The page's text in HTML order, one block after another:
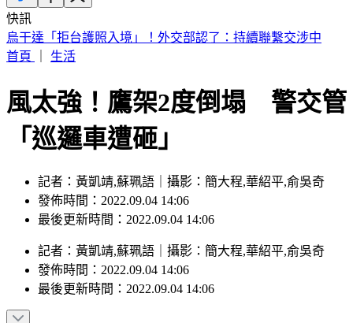
快訊
白海豚接近！新北淡水驚見龍捲風 民眾驚呼：難得一遇
首頁
生活
風太強！鷹架2度倒塌 警交管
「巡邏車遭砸」
記者：黃凱靖,蘇珮語｜攝影：簡大程,華紹平,俞吳奇
發佈時間：2022.09.04 14:06
最後更新時間：2022.09.04 14:06
記者 ： 黃凱靖,蘇珮語 攝影 ： 簡大程,華紹平,俞吳奇
發佈時間： 2022.09.04 14:06
最後更新時間： 2022.09.04 14:06